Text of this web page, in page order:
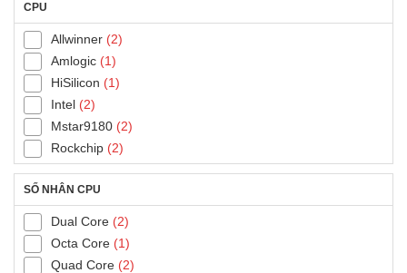
CPU
Allwinner (2)
Amlogic (1)
HiSilicon (1)
Intel (2)
Mstar9180 (2)
Rockchip (2)
SỐ NHÂN CPU
Dual Core (2)
Octa Core (1)
Quad Core (2)